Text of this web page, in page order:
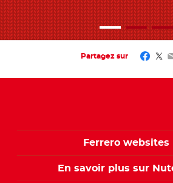
Partagez sur
Ferrero websites
En savoir plus sur